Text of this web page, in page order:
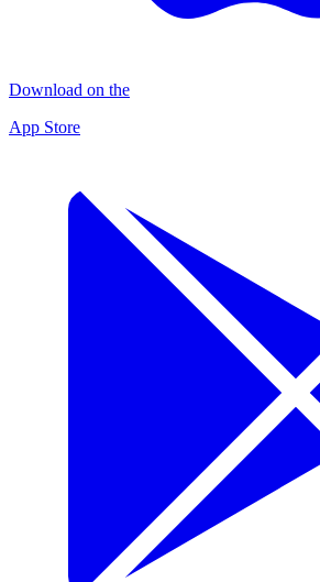
Download on the
App Store